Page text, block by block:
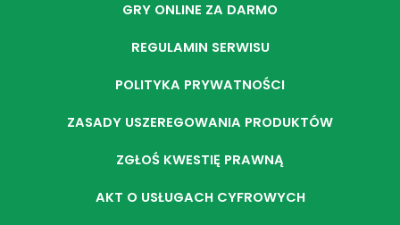
GRY ONLINE ZA DARMO
REGULAMIN SERWISU
POLITYKA PRYWATNOŚCI
ZASADY USZEREGOWANIA PRODUKTÓW
ZGŁOŚ KWESTIĘ PRAWNĄ
AKT O USŁUGACH CYFROWYCH